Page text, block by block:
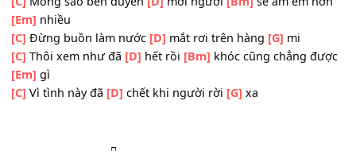
chôn[B7]giấu
[C]Xua tan đi nỗi
nhoà
[C] Hãy để lòng sống [D]với những ngày bình[G] yên
[C] Mong sao bên duyên[D]mới người[Bm]